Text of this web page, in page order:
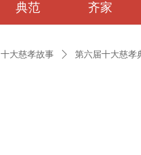
典范 齐家
十大慈孝故事 ꄲ 第六届十大慈孝